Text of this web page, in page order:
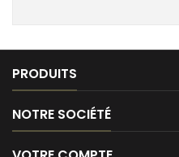
PRODUITS
NOTRE SOCIÉTÉ